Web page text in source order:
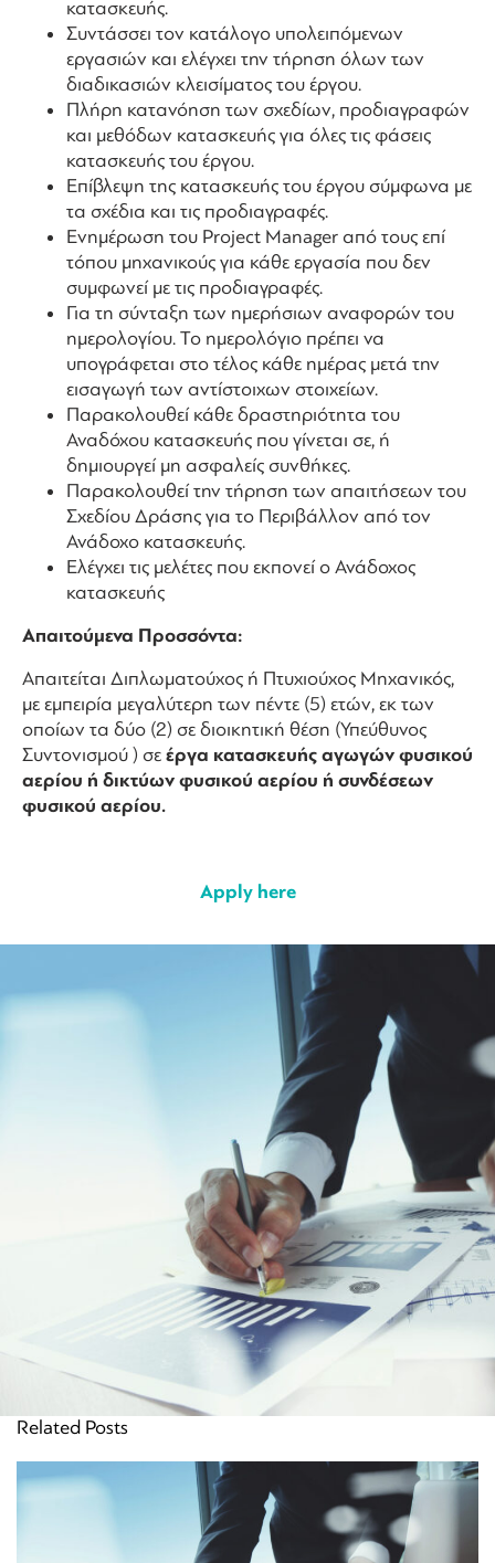
κατασκευής.
Συντάσσει τον κατάλογο υπολειπόμενων
εργασιών και ελέγχει την τήρηση όλων των
διαδικασιών κλεισίματος του έργου.
Πλήρη κατανόηση των σχεδίων, προδιαγραφών
και μεθόδων κατασκευής για όλες τις φάσεις
κατασκευής του έργου.
Επίβλεψη της κατασκευής του έργου σύμφωνα με
τα σχέδια και τις προδιαγραφές.
Ενημέρωση του Project Manager από τους επί
τόπου μηχανικούς για κάθε εργασία που δεν
συμφωνεί με τις προδιαγραφές.
Για τη σύνταξη των ημερήσιων αναφορών του
ημερολογίου. Το ημερολόγιο πρέπει να
υπογράφεται στο τέλος κάθε ημέρας μετά την
εισαγωγή των αντίστοιχων στοιχείων.
Παρακολουθεί κάθε δραστηριότητα του
Αναδόχου κατασκευής που γίνεται σε, ή
δημιουργεί μη ασφαλείς συνθήκες.
Παρακολουθεί την τήρηση των απαιτήσεων του
Σχεδίου Δράσης για το Περιβάλλον από τον
Ανάδοχο κατασκευής.
Ελέγχει τις μελέτες που εκπονεί ο Ανάδοχος
κατασκευής
Απαιτούμενα Προσσόντα:
Απαιτείται Διπλωματούχος ή Πτυχιούχος Μηχανικός,
με εμπειρία μεγαλύτερη των πέντε (5) ετών, εκ των
οποίων τα δύο (2) σε διοικητική θέση (Υπεύθυνος
Συντονισμού ) σε έργα κατασκευής αγωγών φυσικού
αερίου ή δικτύων φυσικού αερίου ή συνδέσεων
φυσικού αερίου.
Apply here
Related Posts